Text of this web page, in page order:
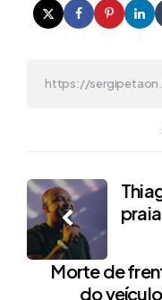
Post
navigation
Morte de
do